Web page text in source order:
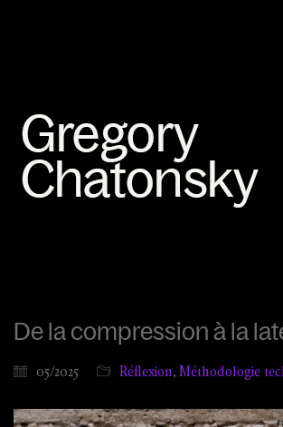
De la compression à la
05/2025 Réflexion, Méthodologie